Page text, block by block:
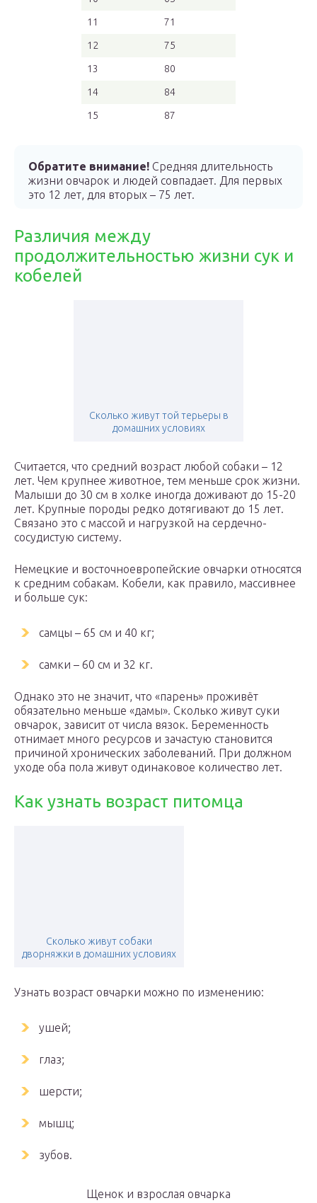
11 71
12 75
13 80
14 84
15 87
Обратите внимание! Средняя длительность
жизни овчарок и людей совпадает. Для первых
это 12 лет, для вторых – 75 лет.
Различия между
продолжительностью жизни сук и
кобелей
Сколько живут той терьеры в
домашних условиях
Считается, что средний возраст любой собаки – 12
лет. Чем крупнее животное, тем меньше срок жизни.
Малыши до 30 см в холке иногда доживают до 15-20
лет. Крупные породы редко дотягивают до 15 лет.
Связано это с массой и нагрузкой на сердечно-
сосудистую систему.
Немецкие и восточноевропейские овчарки относятся
к средним собакам. Кобели, как правило, массивнее
и больше сук:
самцы – 65 см и 40 кг;
самки – 60 см и 32 кг.
Однако это не значит, что «парень» проживёт
обязательно меньше «дамы». Сколько живут суки
овчарок, зависит от числа вязок. Беременность
отнимает много ресурсов и зачастую становится
причиной хронических заболеваний. При должном
уходе оба пола живут одинаковое количество лет.
Как узнать возраст питомца
Сколько живут собаки
дворняжки в домашних условиях
Узнать возраст овчарки можно по изменению:
ушей;
глаз;
шерсти;
мышц;
зубов.
Щенок и взрослая овчарка